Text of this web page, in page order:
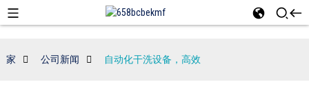
家 公司新闻 自动化干洗设备，高效